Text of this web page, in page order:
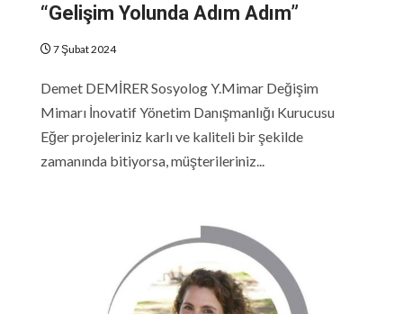
“Gelişim Yolunda Adım Adım”
7 Şubat 2024
Demet DEMİRER Sosyolog Y.Mimar Değişim
Mimarı İnovatif Yönetim Danışmanlığı Kurucusu
Eğer projeleriniz karlı ve kaliteli bir şekilde
zamanında bitiyorsa, müşterileriniz...